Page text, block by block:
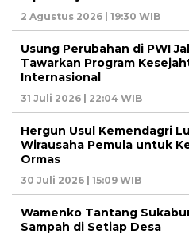
2 Agustus 2026 | 19:30 WIB
Usung Perubahan di PWI
Tawarkan Program
Internasional
31 Juli 2026 | 22:04 WIB
Hergun Usul Kemendagri
Wirausaha Pemula untuk
Ormas
30 Juli 2026 | 15:09 WIB
Wamenko Tantang
Sampah di Setiap Desa